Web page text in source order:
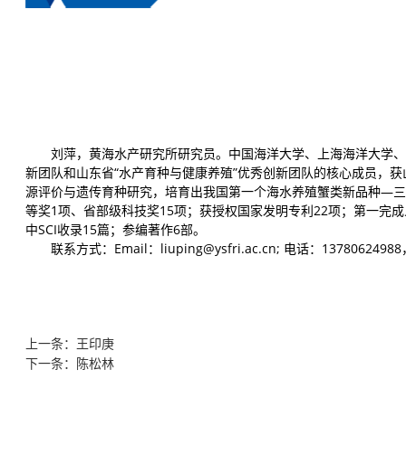
刘萍，黄海水产研究所研究员。中国海洋大学、上海海洋大学
新团队和山东省“水产育种与健康养殖”优秀创新团队的核心成员，
源评价与遗传育种研究，培育出我国第一个海水养殖蟹类新品种—
等奖1项、省部级科技奖15项；获授权国家发明专利22项；第一完
中SCI收录15篇；参编著作6部。
联系方式：Email：liuping@ysfri.ac.cn; 电话：13780624988
上一条：王印庚
下一条：陈松林